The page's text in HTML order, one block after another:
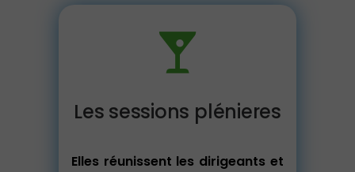
Les sessions plénieres
Elles réunissent les dirigeants et